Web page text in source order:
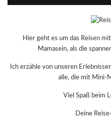
Hier geht es um das Reisen
Mamasein, als die
Ich erzähle von unseren
alle, die mit Mini-
Viel Spaß beim
Deine